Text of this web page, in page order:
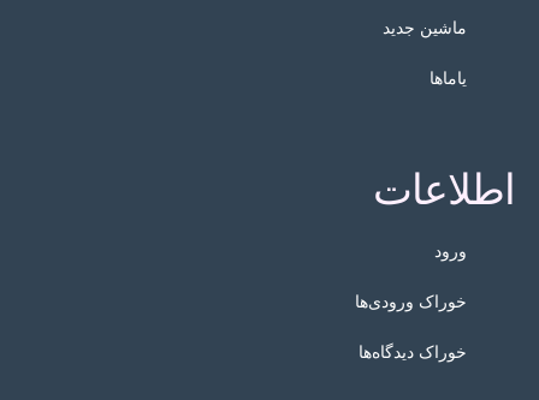
ماشین جدید
یاماها
اطلاعات
ورود
خوراک ورودی‌ها
خوراک دیدگاه‌ها